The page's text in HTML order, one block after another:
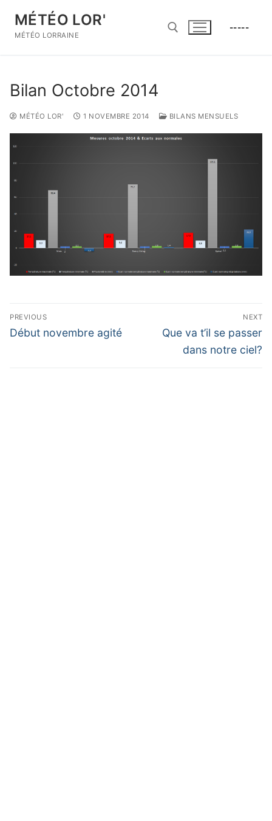
contenu
MÉTÉO LOR'
MÉTÉO LORRAINE
-----
Bilan Octobre 2014
MÉTÉO LOR' 1 NOVEMBRE 2014 BILANS MENSUELS
Navigation
de
PREVIOUS
Previous
Début novembre agité
NEXT
Next
post:
Que va t’il se passer
dans notre ciel?